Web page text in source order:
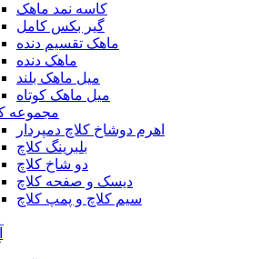
کاسه نمد ماهک
گیر بکس کامل
ماهک تقسیم دنده
ماهک دنده
میل ماهک بلند
میل ماهک کوتاه
مجموعه
اهرم دوشاخ کلاچ دمپردار
بلبرینگ کلاچ
دو شاخ کلاچ
دیسک و صفحه کلاچ
سیم کلاچ و پمپ کلاچ